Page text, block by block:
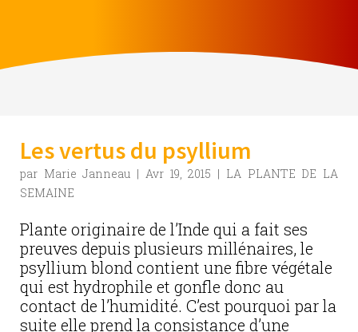
Les vertus du psyllium
par Marie Janneau | Avr 19, 2015 | LA PLANTE DE LA
SEMAINE
Plante originaire de l’Inde qui a fait ses
preuves depuis plusieurs millénaires, le
psyllium blond contient une fibre végétale
qui est hydrophile et gonfle donc au
contact de l’humidité. C’est pourquoi par la
suite elle prend la consistance d’une